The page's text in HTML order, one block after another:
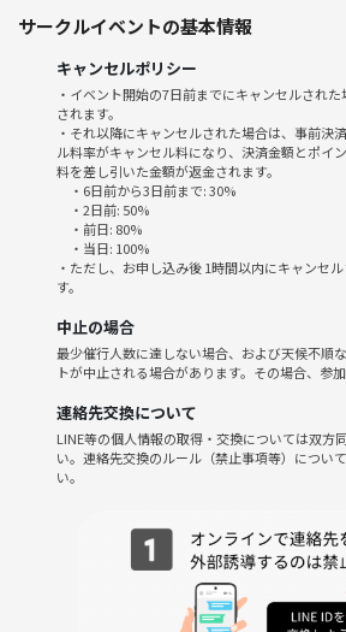
🌱サークルの雰囲気
・「朝を味方に」を合言葉に、グルメと街歩
ニティです。
・初参加・おひとり様歓迎。企画者が席順や
ポートします。
・食の発見、写真の楽しみ、街の新しい一面
なく自然体で交流できます。
⚠️注意事項⚠️
下記の行為はご遠慮ください。
・勧誘・営業・告知・引き抜き・しつこいナ
・開催内容や風景写真、動画のSNS等への無許
サークルやイベントの輪を乱す行動をする方
ただけない方や運営側が参加者様としてふ
は、参加をお断りする場合がございます。
・当日は、安心してどなたでもご参加いただ
先交換(LINE・SNS・電話番号等）はご遠慮い
主催者との連絡先交換は可能です。
朝の涼しい空気、焼き立ての香り、淹れたて
朝”を一緒に味わいましょう。
※利益目的ではないので料金は手数料差し引
サークルイベントの基本情報
キャンセルポリシー
・イベント開始の7日前までにキャンセルされ
されます。
・それ以降にキャンセルされた場合は、事前決
ル料率がキャンセル料になり、決済金額とポイ
料を差し引いた金額が返金されます。
・6日前から3日前まで: 30%
・2日前: 50%
・前日: 80%
・当日: 100%
・ただし、お申し込み後 1時間以内にキャンセ
す。
中止の場合
最少催行人数に達しない場合、および天候不順
トが中止される場合があります。その場合、参
連絡先交換について
LINE等の個人情報の取得・交換については双方
い。連絡先交換のルール（禁止事項等）につい
い。